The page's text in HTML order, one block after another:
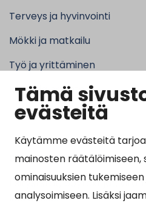
Tämä
evästeitä
Käytämme evästeitä
mainosten räätälöimiseen,
ominaisuuksien
analysoimiseen. Lisäksi
Terveys ja hyvinvointi
Mökki ja matkailu
Työ ja yrittäminen
Kunta ja hallinto
Suosituimmat sivut
Esityslistat, pöytäkirjat,
kuulutukset